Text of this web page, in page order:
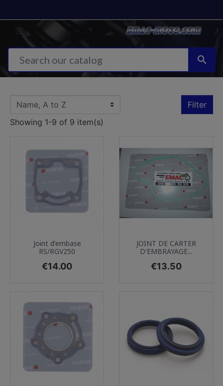

Filter
Showing 1-9 of 9 item(s)
Joint d'embase
RS/RGV250
Price
€14.00
JOINT DE CARTER
D'EMBRAYAGE...
Price
€13.50